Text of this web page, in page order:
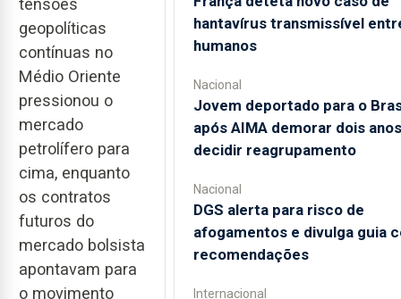
geopolíticas
contínuas no
Médio Oriente
pressionou o
mercado
petrolífero para
cima, enquanto
os contratos
futuros do
mercado bolsista
apontavam para
o movimento
hantavírus transmissível
humanos
Nacional
Jovem deportado para o
após AIMA demorar dois
decidir reagrupamento
Nacional
DGS alerta para risco de
afogamentos e divulga guia
recomendações
Internacional